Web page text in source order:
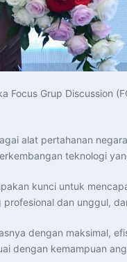
Focus Grup Discussion
alat pertahanan
teknologi
kunci untuk
dan unggul,
dengan maksimal,
dengan kemampuan